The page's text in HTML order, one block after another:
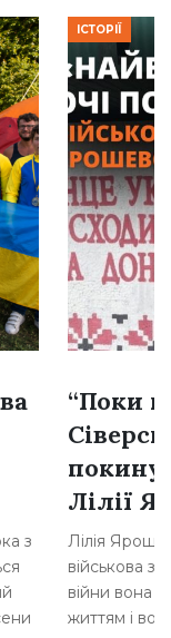
з
ІСТОРІЇ
“Поки
Лілії
Лілія
військова з
війни вона
життям і